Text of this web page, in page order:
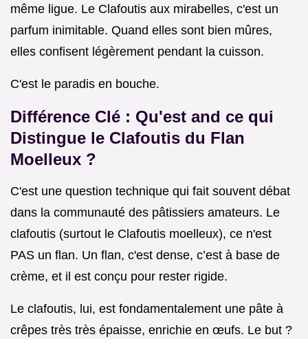
même ligue. Le Clafoutis aux mirabelles, c'est un
parfum inimitable. Quand elles sont bien mûres,
elles confisent légèrement pendant la cuisson.
C'est le paradis en bouche.
Différence Clé : Qu'est and ce qui
Distingue le Clafoutis du Flan
Moelleux ?
C'est une question technique qui fait souvent débat
dans la communauté des pâtissiers amateurs. Le
clafoutis (surtout le Clafoutis moelleux), ce n'est
PAS un flan. Un flan, c'est dense, c’est à base de
crème, et il est conçu pour rester rigide.
Le clafoutis, lui, est fondamentalement une pâte à
crêpes très très épaisse, enrichie en œufs. Le but ?